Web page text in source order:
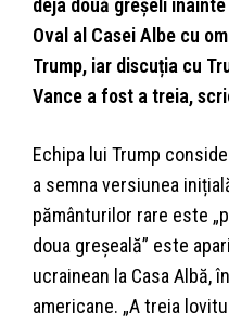
deja două greșeli
Oval al Casei Albe cu
Trump, iar discuția cu
Vance a fost a treia,
Echipa lui Trump
a semna versiunea
pământurilor rare este
doua greșeală” este
ucrainean la Casa Albă,
americane. „A treia